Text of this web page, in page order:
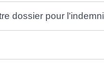
dossier pour